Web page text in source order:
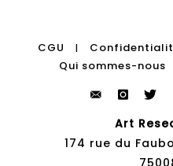
CGU |
Qui sommes-nous
Art
174 rue du